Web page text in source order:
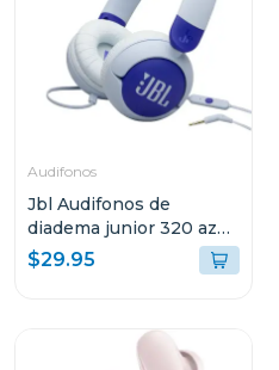
Audifonos
Jbl Audifonos de
diadema junior 320 azul
bluam
$29.95